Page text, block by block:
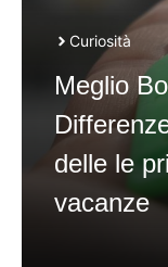
Curiosità
Meglio
delle le
vacanze